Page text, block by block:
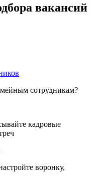
вакансий
сотрудникам?
кадровые
воронку,